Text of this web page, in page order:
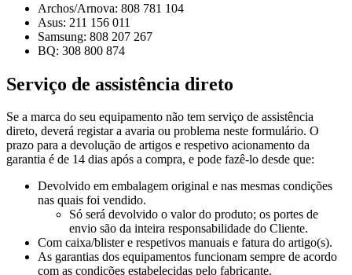
Archos/Arnova: 808 781 104
Asus: 211 156 011
Samsung: 808 207 267
BQ: 308 800 874
Serviço de assistência direto
Se a marca do seu equipamento não tem serviço de assistência
direto, deverá registar a avaria ou problema neste formulário. O
prazo para a devolução de artigos e respetivo acionamento da
garantia é de 14 dias após a compra, e pode fazê-lo desde que:
Devolvido em embalagem original e nas mesmas condições
nas quais foi vendido.
Só será devolvido o valor do produto; os portes de
envio são da inteira responsabilidade do Cliente.
Com caixa/blister e respetivos manuais e fatura do artigo(s).
As garantias dos equipamentos funcionam sempre de acordo
com as condições estabelecidas pelo fabricante.